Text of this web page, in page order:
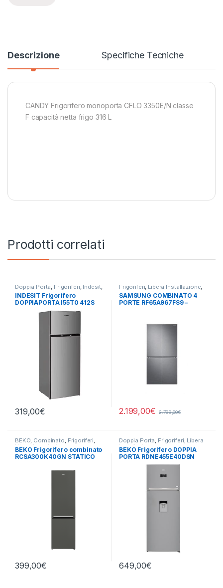
Descrizione Specifiche Tecniche
CANDY Frigorifero monoporta CFLO 3350E/N classe
F capacità netta frigo 316 L
Prodotti correlati
Doppia Porta Frigoriferi Indesit
Libera Installazione
INDESIT Frigorifero
DOPPIAPORTA I55T0 412S
319,00€
Frigoriferi Libera Installazione
SAMSUNG, Side by Side 4 Porte
SAMSUNG COMBINATO 4
PORTE RF65A967FS9 –
2.199,00€ 2.799,00€
BEKO, Combinato, Frigoriferi,
Libera Installazione
BEKO Frigorifero combinato
RCSA300K40GN STATICO
399,00€
Doppia Porta, Frigoriferi, Libera
Installazione
BEKO Frigorifero DOPPIA
PORTA RDNE455E40DSN
TOTAL NO FROST
649,00€